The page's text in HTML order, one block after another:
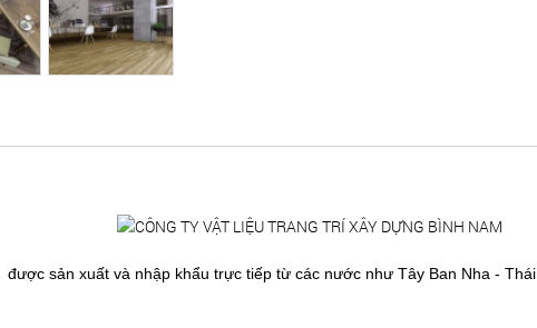
được sản xuất và nhập khẩu trực tiếp từ các nước như Tây Ban Nha -